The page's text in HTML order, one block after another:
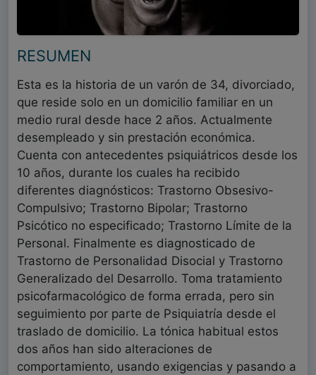
RESUMEN
Esta es la historia de un varón de 34, divorciado,
que reside solo en un domicilio familiar en un
medio rural desde hace 2 años. Actualmente
desempleado y sin prestación económica.
Cuenta con antecedentes psiquiátricos desde los
10 años, durante los cuales ha recibido
diferentes diagnósticos: Trastorno Obsesivo-
Compulsivo; Trastorno Bipolar; Trastorno
Psicótico no especificado; Trastorno Límite de la
Personal. Finalmente es diagnosticado de
Trastorno de Personalidad Disocial y Trastorno
Generalizado del Desarrollo. Toma tratamiento
psicofarmacológico de forma errada, pero sin
seguimiento por parte de Psiquiatría desde el
traslado de domicilio. La tónica habitual estos
dos años han sido alteraciones de
comportamiento, usando exigencias y pasando a